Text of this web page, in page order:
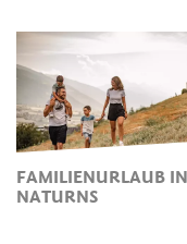
FAMILIENURLAUB IN
NATURNS